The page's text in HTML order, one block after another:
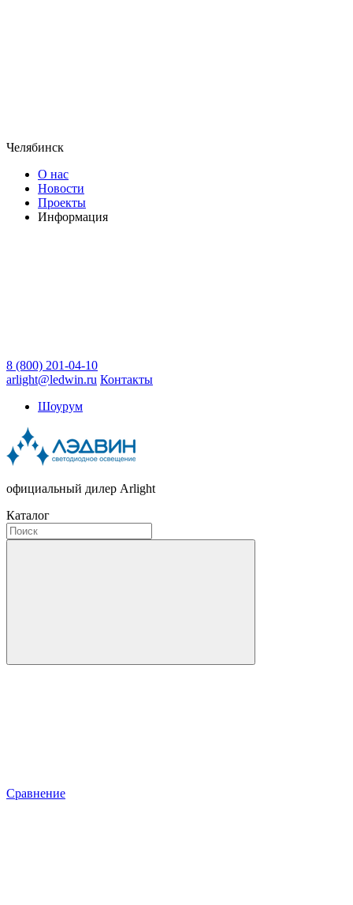
Челябинск
О нас
Новости
Проекты
Информация
8 (800) 201-04-10
arlight@ledwin.ru Контакты
Шоурум
официальный дилер Arlight
Каталог
Сравнение